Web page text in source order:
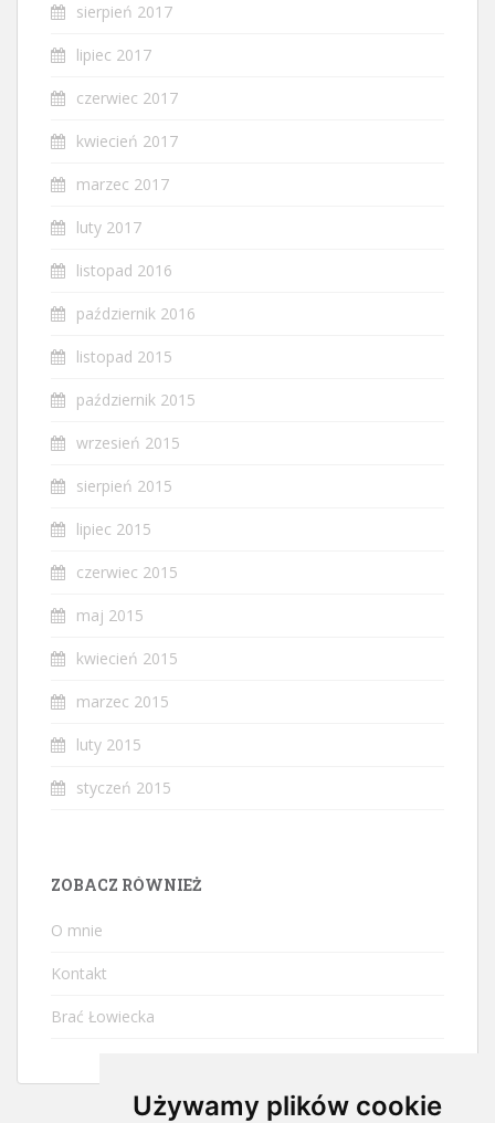
Używamy plików cookie
sierpień 2017
lipiec 2017
czerwiec 2017
kwiecień 2017
marzec 2017
luty 2017
listopad 2016
październik 2016
listopad 2015
październik 2015
wrzesień 2015
sierpień 2015
lipiec 2015
czerwiec 2015
maj 2015
kwiecień 2015
marzec 2015
luty 2015
styczeń 2015
ZOBACZ RÓWNIEŻ
O mnie
Kontakt
Brać Łowiecka